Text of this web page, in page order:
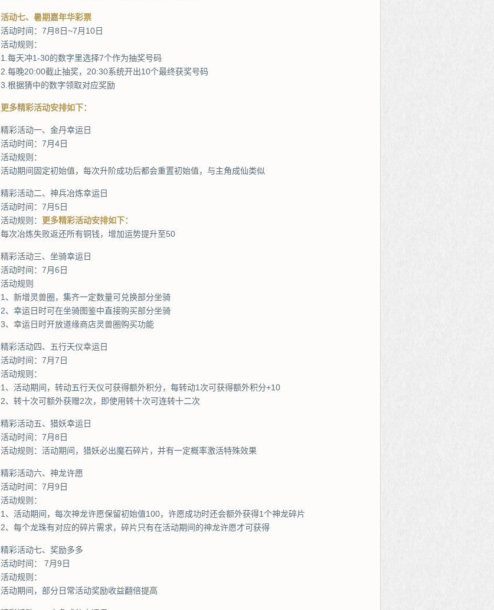
活动七、暑期嘉年华彩票
活动时间：7月8日~7月10日
活动规则：
1.每天冲1-30的数字里选择7个作为抽奖号码
2.每晚20:00截止抽奖，20:30系统开出10个最终获奖号码
3.根据猜中的数字领取对应奖励
更多精彩活动安排如下：
精彩活动一、金丹幸运日
活动时间：7月4日
活动规则：
活动期间固定初始值，每次升阶成功后都会重置初始值，与主角成仙类似
精彩活动二、神兵冶炼幸运日
活动时间：7月5日
活动规则： 更多精彩活动安排如下：
每次冶炼失败返还所有铜钱，增加运势提升至50
精彩活动三、坐骑幸运日
活动时间：7月6日
活动规则
1、新增灵兽圈，集齐一定数量可兑换部分坐骑
2、幸运日时可在坐骑图鉴中直接购买部分坐骑
3、幸运日时开放道缘商店灵兽圈购买功能
精彩活动四、五行天仪幸运日
活动时间：7月7日
活动规则：
1、活动期间，转动五行天仪可获得额外积分，每转动1次可获得额外积分+10
2、转十次可额外获赠2次，即使用转十次可连转十二次
精彩活动五、猎妖幸运日
活动时间：7月8日
活动规则：活动期间，猎妖必出魔石碎片，并有一定概率激活特殊效果
精彩活动六、神龙许愿
活动时间：7月9日
活动规则：
1、活动期间，每次神龙许愿保留初始值100，许愿成功时还会额外获得1个神龙碎片
2、每个龙珠有对应的碎片需求，碎片只有在活动期间的神龙许愿才可获得
精彩活动七、奖励多多
活动时间： 7月9日
活动规则：
活动期间，部分日常活动奖励收益翻倍提高